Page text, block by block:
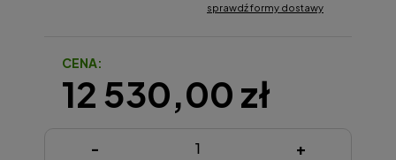
Cena nie zawiera ewentualnych kosztów płatności
sprawdź formy dostawy
CENA:
12 530,00 zł
- +